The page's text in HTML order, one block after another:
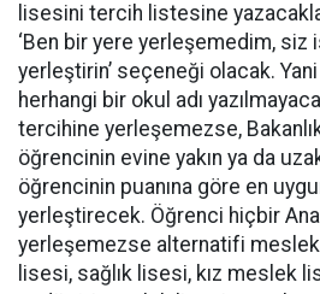
lisesini tercih listesine
‘Ben bir yere yerleşemedim, siz
yerleştirin’ seçeneği olacak. Yani
herhangi bir okul adı
tercihine yerleşemezse,
öğrencinin evine yakın ya da
öğrencinin puanına göre en
yerleştirecek. Öğrenci hiçbir
yerleşemezse alternatifi
lisesi, sağlık lisesi, kız meslek